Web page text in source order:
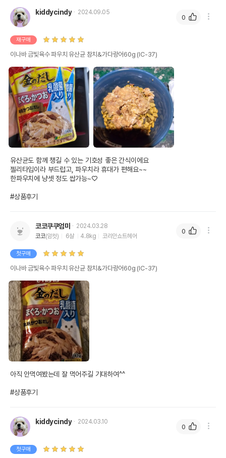
kiddycindy 2024.09.05
재구매
이나바 금빛육수 파우치 유산균 참치&가다랑어60g (IC-37)
유산균도 함께 챙길 수 있는 기호성 좋은 간식이에요
젤리타입이라 부드럽고, 파우치라 휴대가 편해요~~
한파우치에 냥셋 정도 쌉가능~♡
#상품후기
0
코코쿠쿠엄마
2024.03.28
코코(암컷) 6살 4.8kg 코리안쇼트헤어
첫구매
이나바 금빛육수 파우치 유산균 참치&가다랑어60g (IC-37)
아직 안먹여봤는데 잘 먹어주길 기대하여^^
#상품후기
0
kiddycindy 2024.03.10
첫구매
0